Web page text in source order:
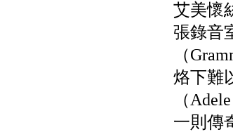
艾美懷
張錄音
（
烙下難
（
一則傳